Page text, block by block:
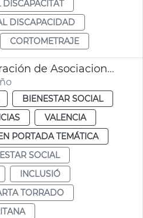
DISCAPACITAT
DISCAPACIDAD
CORTOMETRAJE
Subvención Federación de Asociaciones Gitanas
BIENESTAR SOCIAL
VALENCIA
PORTADA TEMÁTICA
SOCIAL
INCLUSIÓ
TORRADO